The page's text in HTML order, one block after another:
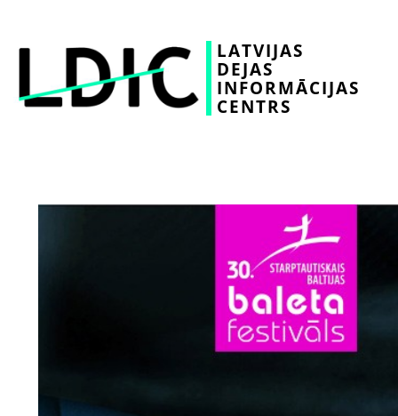
LATVIJAS
DEJAS
INFORMĀCIJAS
CENTRS